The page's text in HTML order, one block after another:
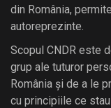
din România,
autoreprezinte.
Scopul CNDR este
grup ale tuturor
România și de a le
cu principiile ce